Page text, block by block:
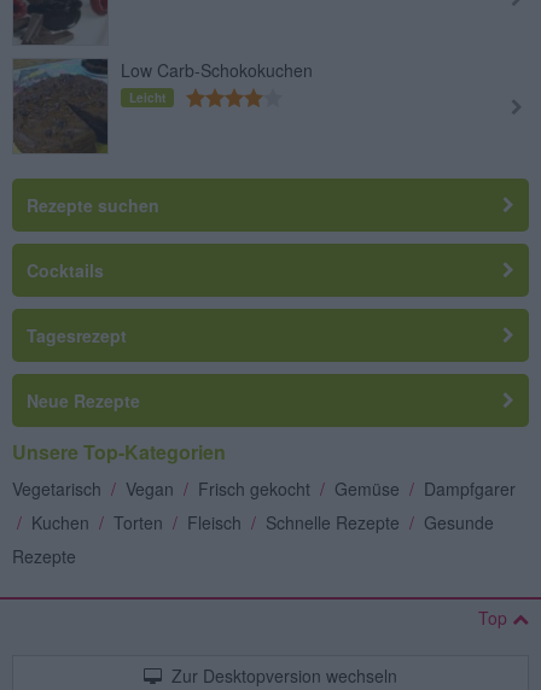
Low Carb-Schokokuchen
Leicht
Rezepte suchen
Cocktails
Tagesrezept
Neue Rezepte
Unsere Top-Kategorien
Vegetarisch / Vegan / Frisch gekocht / Gemüse / Dampfgarer
/ Kuchen / Torten / Fleisch / Schnelle Rezepte / Gesunde
Rezepte
Top
Zur Desktopversion wechseln